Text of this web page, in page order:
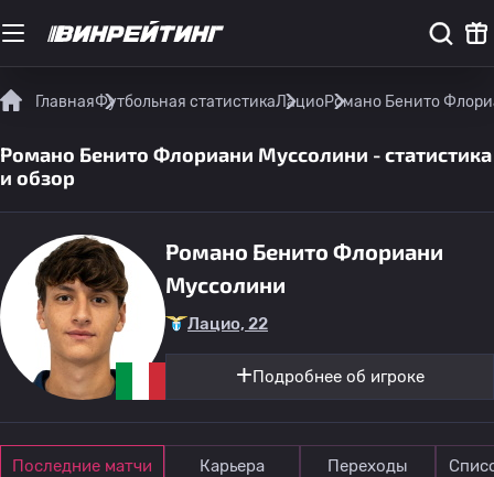
ГлавнаяФутбольная статистикаЛациоРомано Бенито
Романо Бенито Флориани Муссолини - статистика
и обзор
Романо Бенито Флориани
Муссолини
Лацио, 22
Подробнее об игроке
Последние матчи Карьера Переходы